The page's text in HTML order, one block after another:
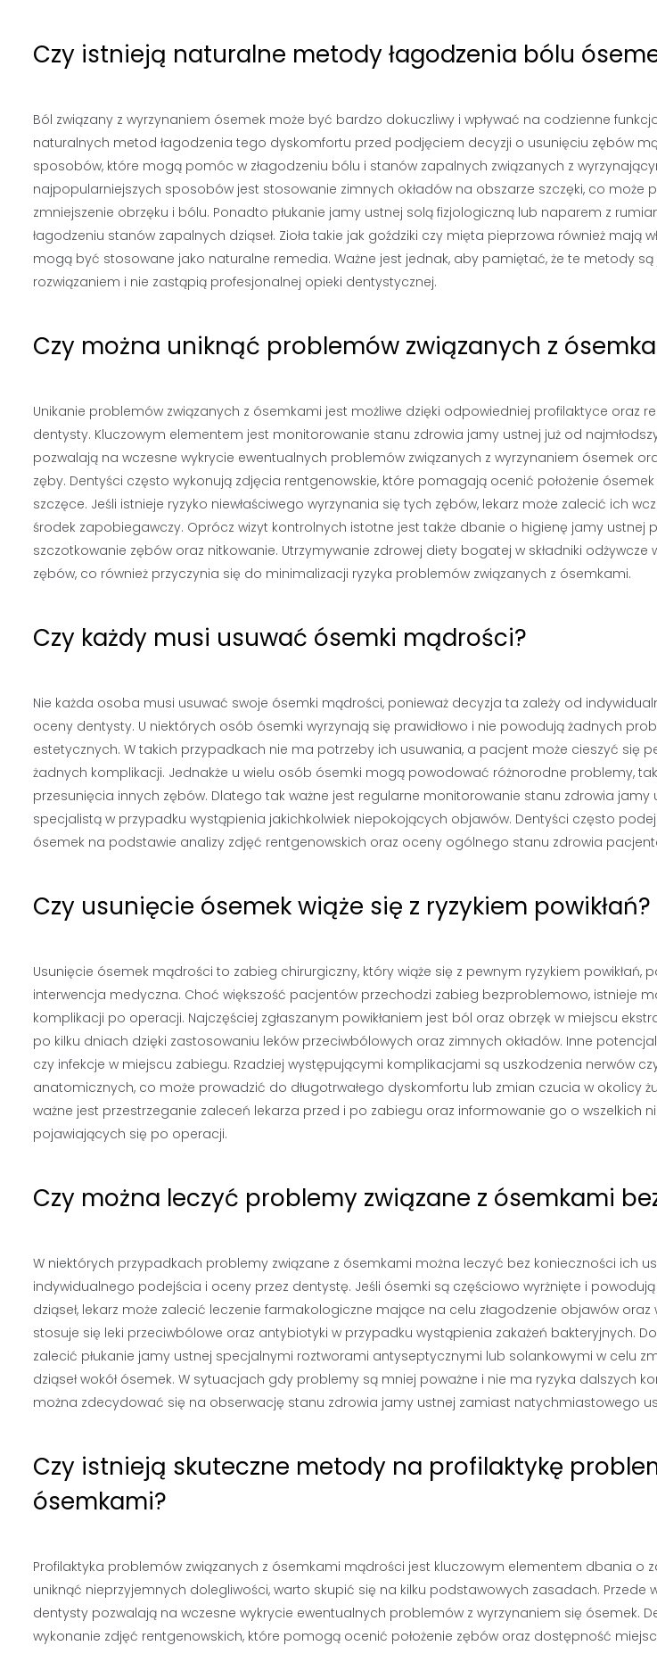
Czy istnieją naturalne metody łagodzenia bólu
Ból związany z wyrzynaniem ósemek może być bardzo dokuczliwy i wpływać na codzienne
naturalnych metod łagodzenia tego dyskomfortu przed podjęciem decyzji o usunięciu zębów
sposobów, które mogą pomóc w złagodzeniu bólu i stanów zapalnych związanych z
najpopularniejszych sposobów jest stosowanie zimnych okładów na obszarze szczęki, co może
zmniejszenie obrzęku i bólu. Ponadto płukanie jamy ustnej solą fizjologiczną lub naparem z
łagodzeniu stanów zapalnych dziąseł. Zioła takie jak goździki czy mięta pieprzowa również mają
mogą być stosowane jako naturalne remedia. Ważne jest jednak, aby pamiętać, że te metody
rozwiązaniem i nie zastąpią profesjonalnej opieki dentystycznej.
Czy można uniknąć problemów związanych z
Unikanie problemów związanych z ósemkami jest możliwe dzięki odpowiedniej profilaktyce oraz
dentysty. Kluczowym elementem jest monitorowanie stanu zdrowia jamy ustnej już od
pozwalają na wczesne wykrycie ewentualnych problemów związanych z wyrzynaniem ósemek
zęby. Dentyści często wykonują zdjęcia rentgenowskie, które pomagają ocenić położenie
szczęce. Jeśli istnieje ryzyko niewłaściwego wyrzynania się tych zębów, lekarz może zalecić ich
środek zapobiegawczy. Oprócz wizyt kontrolnych istotne jest także dbanie o higienę jamy ustnej
szczotkowanie zębów oraz nitkowanie. Utrzymywanie zdrowej diety bogatej w składniki odżywcze
zębów, co również przyczynia się do minimalizacji ryzyka problemów związanych z ósemkami.
Czy każdy musi usuwać ósemki mądrości?
Nie każda osoba musi usuwać swoje ósemki mądrości, ponieważ decyzja ta zależy od
oceny dentysty. U niektórych osób ósemki wyrzynają się prawidłowo i nie powodują żadnych
estetycznych. W takich przypadkach nie ma potrzeby ich usuwania, a pacjent może cieszyć się
żadnych komplikacji. Jednakże u wielu osób ósemki mogą powodować różnorodne problemy,
przesunięcia innych zębów. Dlatego tak ważne jest regularne monitorowanie stanu zdrowia jamy
specjalistą w przypadku wystąpienia jakichkolwiek niepokojących objawów. Dentyści często
ósemek na podstawie analizy zdjęć rentgenowskich oraz oceny ogólnego stanu zdrowia
Czy usunięcie ósemek wiąże się z ryzykiem powikłań?
Usunięcie ósemek mądrości to zabieg chirurgiczny, który wiąże się z pewnym ryzykiem powikłań,
interwencja medyczna. Choć większość pacjentów przechodzi zabieg bezproblemowo, istnieje
komplikacji po operacji. Najczęściej zgłaszanym powikłaniem jest ból oraz obrzęk w miejscu
po kilku dniach dzięki zastosowaniu leków przeciwbólowych oraz zimnych okładów. Inne
czy infekcje w miejscu zabiegu. Rzadziej występującymi komplikacjami są uszkodzenia nerwów
anatomicznych, co może prowadzić do długotrwałego dyskomfortu lub zmian czucia w okolicy
ważne jest przestrzeganie zaleceń lekarza przed i po zabiegu oraz informowanie go o wszelkich
pojawiających się po operacji.
Czy można leczyć problemy związane z ósemkami
W niektórych przypadkach problemy związane z ósemkami można leczyć bez konieczności ich
indywidualnego podejścia i oceny przez dentystę. Jeśli ósemki są częściowo wyrżnięte i
dziąseł, lekarz może zalecić leczenie farmakologiczne mające na celu złagodzenie objawów oraz
stosuje się leki przeciwbólowe oraz antybiotyki w przypadku wystąpienia zakażeń bakteryjnych.
zalecić płukanie jamy ustnej specjalnymi roztworami antyseptycznymi lub solankowymi w celu
dziąseł wokół ósemek. W sytuacjach gdy problemy są mniej poważne i nie ma ryzyka dalszych
można zdecydować się na obserwację stanu zdrowia jamy ustnej zamiast natychmiastowego
Czy istnieją skuteczne metody na profilaktykę
ósemkami?
Profilaktyka problemów związanych z ósemkami mądrości jest kluczowym elementem dbania o
uniknąć nieprzyjemnych dolegliwości, warto skupić się na kilku podstawowych zasadach. Przede
dentysty pozwalają na wczesne wykrycie ewentualnych problemów z wyrzynaniem się ósemek.
wykonanie zdjęć rentgenowskich, które pomogą ocenić położenie zębów oraz dostępność